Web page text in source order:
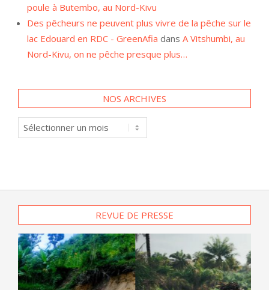
Des pêcheurs ne peuvent plus vivre de la pêche sur le
lac Edouard en RDC - GreenAfiadansA Vitshumbi, au
Nord-Kivu, on ne pêche presque plus…
archives